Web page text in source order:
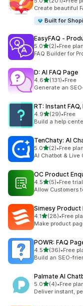
총 리뷰 201개
Create beautiful
Built for
EasyFAQ ‑
5.0별 5개 중
(2)
총 리뷰 2개
•Free
FAQ Builder for
D: AI FAQ Page
4.6별 5개 중
(131)
총 리뷰 131개
•Free
Generate an
RT: Instant
4.9별 5개 중
(29)
총 리뷰 29개
•Free
Build a help
TenChaty: AI
5.0별 5개 중
(2)
총 리뷰 2개
•Free
AI Chatbot &
OC Product
4.5별 5개 중
(5)
총 리뷰 5개
•Free
Allow Customers
Simesy Product
4.1별 5개 중
(28)
총 리뷰 28개
•Free
Make product
POWR: FAQ
4.5별 5개 중
(36)
총 리뷰 36개
•Free
Build an SEO-
Palmate AI
5.0별 5개 중
(4)
총 리뷰 4개
•Free
Deliver instant,